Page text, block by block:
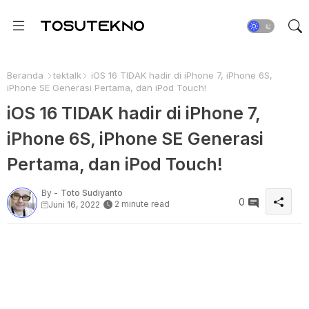
Beranda tektalk
iOS 16 TIDAK hadir di iPhone 7, iPhone 6S,
iPhone SE Generasi Pertama, dan iPod Touch!
iOS 16 TIDAK hadir di iPhone 7,
iPhone 6S, iPhone SE Generasi
Pertama, dan iPod Touch!
By - Toto Sudiyanto
Juni 16, 2022
2 minute read 0